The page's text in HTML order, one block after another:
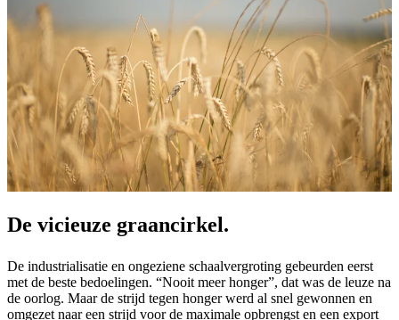
De vicieuze graancirkel.
De industrialisatie en ongeziene schaalvergroting gebeurden eerst
met de beste bedoelingen. “Nooit meer honger”, dat was de leuze na
de oorlog. Maar de strijd tegen honger werd al snel gewonnen en
omgezet naar een strijd voor de maximale opbrengst en een export